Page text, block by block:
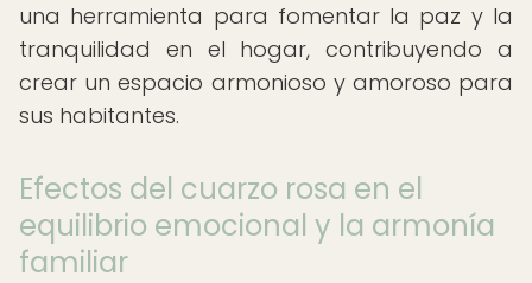
una herramienta para fomentar la paz y la
tranquilidad en el hogar, contribuyendo a
crear un espacio armonioso y amoroso para
sus habitantes.
Efectos del cuarzo rosa en el
equilibrio emocional y la armonía
familiar